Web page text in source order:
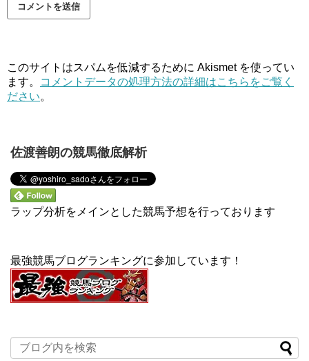
このサイトはスパムを低減するために Akismet を使ってい
ます。
コメントデータの処理方法の詳細はこちらをご覧く
ださい。
佐渡善朗の競馬徹底解析
ラップ分析をメインとした競馬予想を行っております
最強競馬ブログランキングに参加しています！